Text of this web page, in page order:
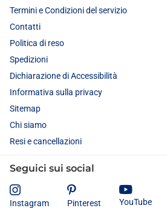
Termini e Condizioni del servizio
Contatti
Politica di reso
Spedizioni
Dichiarazione di Accessibilità
Informativa sulla privacy
Sitemap
Chi siamo
Resi e cancellazioni
Seguici sui social
Instagram Pinterest YouTube